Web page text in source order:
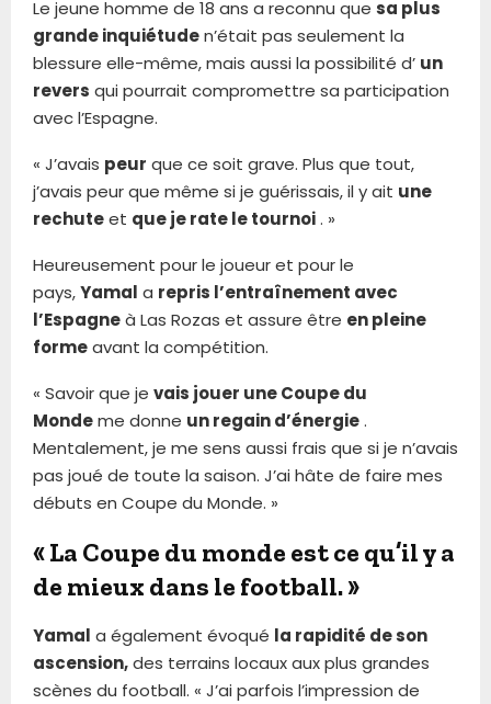
Le jeune homme de 18 ans a reconnu que sa plus
grande inquiétuden’était pas seulement la
blessure elle-même, mais aussi la possibilité d’ un
revers qui pourrait compromettre sa participation
avec l’Espagne.
« J’avais peur que ce soit grave. Plus que tout,
j’avais peur que même si je guérissais, il y ait une
rechuteet que je rate le tournoi. »
Heureusement pour le joueur et pour le
pays,Yamal a repris l’entraînement avec
l’Espagneà Las Rozas et assure être en pleine
formeavant la compétition.
« Savoir que je vais jouer une Coupe du
Mondeme donne un regain d’énergie.
Mentalement, je me sens aussi frais que si je n’avais
pas joué de toute la saison. J’ai hâte de faire mes
débuts en Coupe du Monde. »
« La Coupe du monde est ce qu’il y a
de mieux dans le football. »
Yamal a également évoqué la rapidité de son
ascension,des terrains locaux aux plus grandes
scènes du football. « J’ai parfois l’impression de